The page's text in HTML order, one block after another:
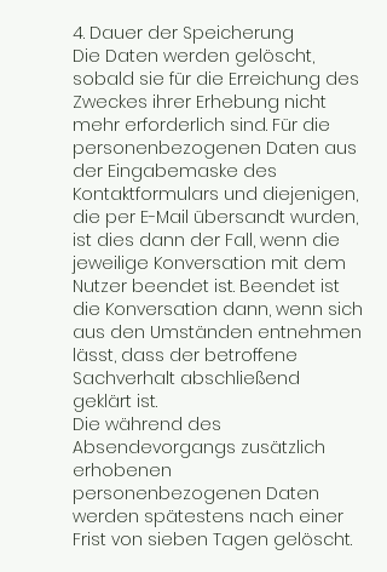
4. Dauer der Speicherung
Die Daten werden gelöscht,
sobald sie für die Erreichung des
Zweckes ihrer Erhebung nicht
mehr erforderlich sind. Für die
personenbezogenen Daten aus
der Eingabemaske des
Kontaktformulars und diejenigen,
die per E-Mail übersandt wurden,
ist dies dann der Fall, wenn die
jeweilige Konversation mit dem
Nutzer beendet ist. Beendet ist
die Konversation dann, wenn sich
aus den Umständen entnehmen
lässt, dass der betroffene
Sachverhalt abschließend
geklärt ist.
Die während des
Absendevorgangs zusätzlich
erhobenen
personenbezogenen Daten
werden spätestens nach einer
Frist von sieben Tagen gelöscht.